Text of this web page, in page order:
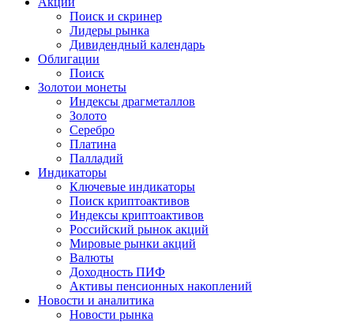
Поиск и скринер
Лидеры рынка
Дивидендный календарь
Облигации
Поиск
Золотои монеты
Индексы драгметаллов
Золото
Серебро
Платина
Палладий
Индикаторы
Ключевые индикаторы
Поиск криптоактивов
Индексы криптоактивов
Российский рынок акций
Мировые рынки акций
Валюты
Доходность ПИФ
Активы пенсионных накоплений
Новости и аналитика
Новости рынка